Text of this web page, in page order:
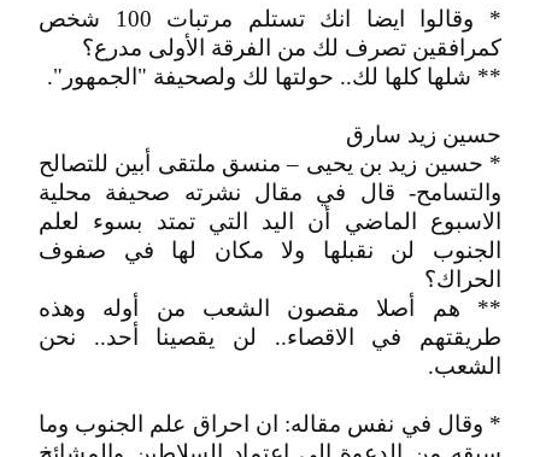
* وقالوا ايضا انك تستلم مرتبات 100 شخص
كمرافقين تصرف لك من الفرقة الأولى مدرع؟
** شلها كلها لك.. حولتها لك ولصحيفة "الجمهور".
حسين زيد سارق
* حسين زيد بن يحيى – منسق ملتقى أبين للتصالح
والتسامح- قال في مقال نشرته صحيفة محلية
الاسبوع الماضي أن اليد التي تمتد بسوء لعلم
الجنوب لن نقبلها ولا مكان لها في صفوف
الحراك؟
** هم أصلا مقصون الشعب من أوله وهذه
طريقتهم في الاقصاء.. لن يقصينا أحد.. نحن
الشعب.
* وقال في نفس مقاله: ان احراق علم الجنوب وما